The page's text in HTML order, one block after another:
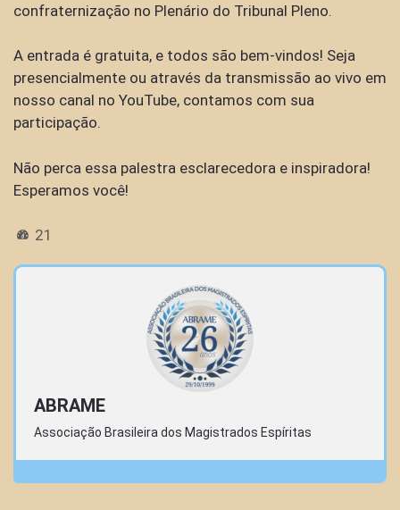
confraternização no Plenário do Tribunal Pleno.
A entrada é gratuita, e todos são bem-vindos! Seja
presencialmente ou através da transmissão ao vivo em
nosso canal no YouTube, contamos com sua
participação.
Não perca essa palestra esclarecedora e inspiradora!
Esperamos você!
21
ABRAME
Associação Brasileira dos Magistrados Espíritas